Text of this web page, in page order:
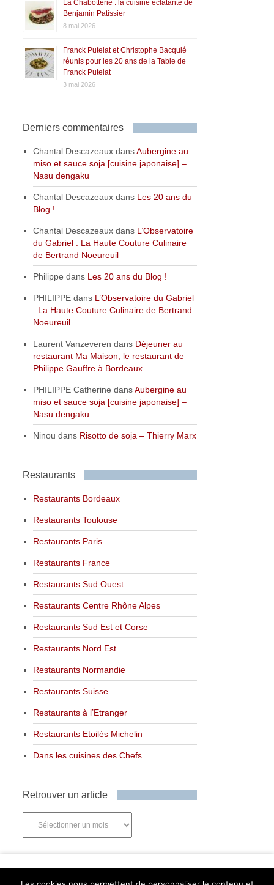
La Chabotterie : la cuisine éclatante de
Benjamin Patissier
8 mai 2026
Franck Putelat et Christophe Bacquié
réunis pour les 20 ans de la Table de
Franck Putelat
3 mai 2026
Derniers commentaires
Chantal Descazeaux dansAubergine au
miso et sauce soja [cuisine japonaise] –
Nasu dengaku
Chantal Descazeaux dans Les 20 ans du
Blog !
Chantal Descazeaux dans L’Observatoire
du Gabriel : La Haute Couture Culinaire
de Bertrand Noeureuil
Philippe dans Les 20 ans du Blog !
PHILIPPE dans L’Observatoire du Gabriel
: La Haute Couture Culinaire de Bertrand
Noeureuil
Laurent Vanzeveren dans Déjeuner au
restaurant Ma Maison, le restaurant de
Philippe Gauffre à Bordeaux
PHILIPPE Catherine dansAubergine au
miso et sauce soja [cuisine japonaise] –
Nasu dengaku
Ninou dans Risotto de soja – Thierry Marx
Restaurants
Restaurants Bordeaux
Restaurants Toulouse
Restaurants Paris
Restaurants France
Restaurants Sud Ouest
Restaurants Centre Rhône Alpes
Restaurants Sud Est et Corse
Restaurants Nord Est
Restaurants Normandie
Restaurants Suisse
Restaurants à l’Etranger
Restaurants Etoilés Michelin
Dans les cuisines des Chefs
Retrouver un article